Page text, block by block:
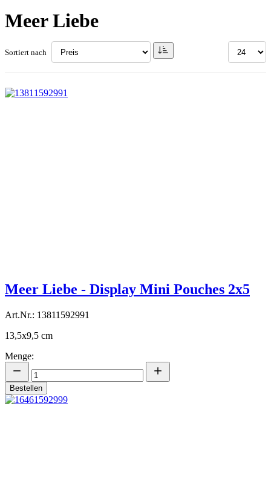
Meer Liebe
Sortiert nach
Meer Liebe - Display Mini Pouches 2x5
Art.Nr.: 13811592991
13,5x9,5 cm
Menge:
Bestellen